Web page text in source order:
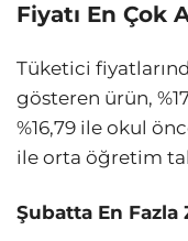
Fiyatı En Çok
Tüketici
gösteren ürün,
%16,79 ile okul
ile orta öğretim
Şubatta En